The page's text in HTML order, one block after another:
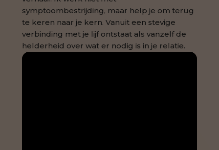
symptoombestrijding, maar help je om terug
te keren naar je kern. Vanuit een stevige
verbinding met je lijf ontstaat als vanzelf de
helderheid over wat er nodig is in je relatie.